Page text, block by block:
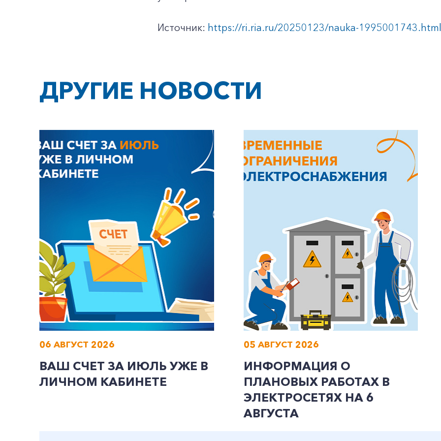
Источник: https://ri.ria.ru/20250123/nauka-1995001743.html
ДРУГИЕ НОВОСТИ
06 АВГУСТ 2026
ВАШ СЧЕТ ЗА ИЮЛЬ УЖЕ В
ЛИЧНОМ КАБИНЕТЕ
05 АВГУСТ 2026
ИНФОРМАЦИЯ О
ПЛАНОВЫХ РАБОТАХ В
ЭЛЕКТРОСЕТЯХ НА 6
АВГУСТА